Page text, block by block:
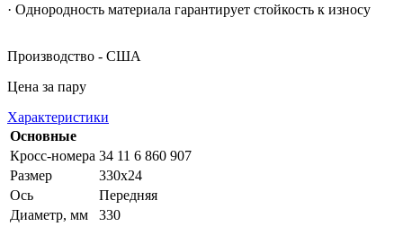
· Однородность материала гарантирует стойкость к износу
Производство - США
Цена за пару
Характеристики
Основные
Кросс-номера 34 11 6 860 907
Размер
330x24
Ось
Передняя
Диаметр, мм
330